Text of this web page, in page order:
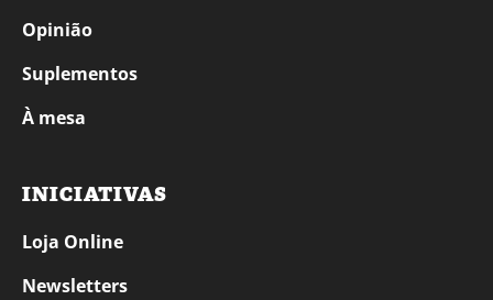
Opinião
Suplementos
À mesa
INICIATIVAS
Loja Online
Newsletters